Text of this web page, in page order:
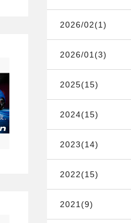
2026/02(1)
2026/01(3)
2025(15)
2024(15)
2023(14)
2022(15)
2021(9)